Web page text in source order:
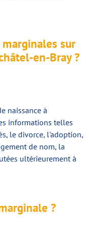
sur
en-Bray ?
naissance à
informations telles
le divorce, l'adoption,
de nom, la
ultérieurement à
?